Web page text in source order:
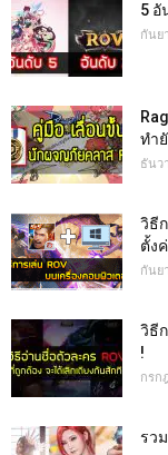
5 อั
กันย
ทำ
ธันว
วิธี
ตั้ง
กันย
วิธี
!
กรก
รว